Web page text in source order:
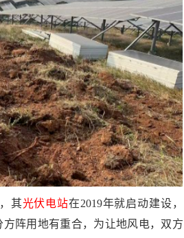
其光伏电站在2019年就启动建设，
方阵用地有重合，为让地风电，双方